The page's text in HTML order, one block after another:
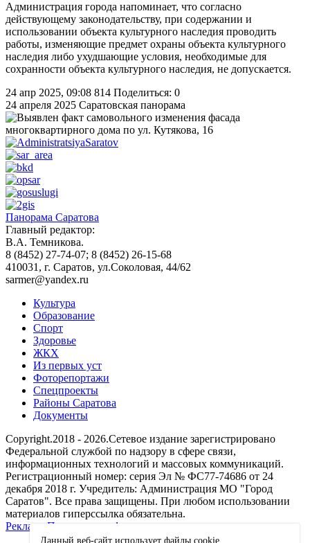
Администрация города напоминает, что согласно
действующему законодательству, при содержании и
использовании объекта культурного наследия проводить
работы, изменяющие предмет охраны объекта культурного
наследия либо ухудшающие условия, необходимые для
сохранности объекта культурного наследия, не допускается.
24 апр 2025, 09:08 814 Поделиться: 0
24 апреля 2025 Саратовская панорама
Панорама Саратова
Главный редактор:
В.А. Темникова.
8 (8452) 27-74-07; 8 (8452) 26-15-68
410031, г. Саратов, ул.Соколовая, 44/62
sarmer@yandex.ru
Культура
Образование
Спорт
Здоровье
ЖКХ
Из пеpвых уст
Фоторепортажи
Спецпроекты
Районы Саратова
Документы
Copyright.2018 - 2026.Сетевое издание зарегистрировано
Федеральной службой по надзору в сфере связи,
информационных технологий и массовых коммуникаций.
Регистрационный номер: серия Эл № ФС77-74686 от 24
декабря 2018 г. Учредитель: Администрация МО "Город
Саратов". Все права защищены. При любом использовании
материалов гиперссылка обязательна.
Реклама
Политика конфиденциальности
Данный веб-сайт использует файлы сookie.